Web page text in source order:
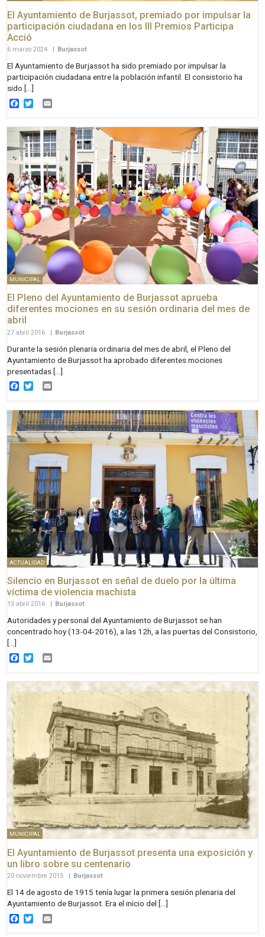
El Ayuntamiento de Burjassot, premiado por impulsar la
participación ciudadana en los III Premios Participa
Acció
6 marzo 2024 | Burjassot
El Ayuntamiento de Burjassot ha sido premiado por impulsar la
participación ciudadana entre la población infantil. El consistorio ha
sido […]
Facebook
Twitter
MUNICIPAL
El Pleno del Ayuntamiento de Burjassot aprueba
diferentes mociones en su sesión ordinaria del mes de
abril
27 abril 2016 | Burjassot
Durante la sesión plenaria ordinaria del mes de abril, el Pleno del
Ayuntamiento de Burjassot ha aprobado diferentes mociones
presentadas […]
Facebook
Twitter
ACTUALIDAD
Silencio en Burjassot en señal de duelo por la última
víctima de violencia machista
13 abril 2016 Burjassot
Autoridades y personal del Ayuntamiento de Burjassot se han
concentrado hoy (13-04-2016), a las 12h, a las puertas del Consistorio,
[…]
Facebook
Twitter
MUNICIPAL
El Ayuntamiento de Burjassot presenta una exposición y
un libro sobre su centenario
20 noviembre 2015 Burjassot
El 14 de agosto de 1915 tenía lugar la primera sesión plenaria del
Ayuntamiento de Burjassot. Era el inicio del […]
Facebook
Twitter